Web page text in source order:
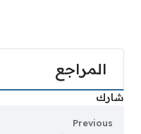
المراجع
شارك
Previous